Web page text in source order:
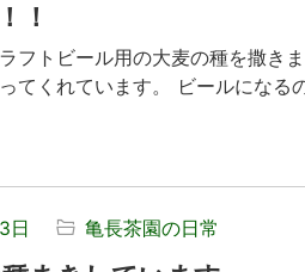
！
フトビール用の大麦の種を撒き
てくれています。 ビールになる
日 亀長茶園の日常